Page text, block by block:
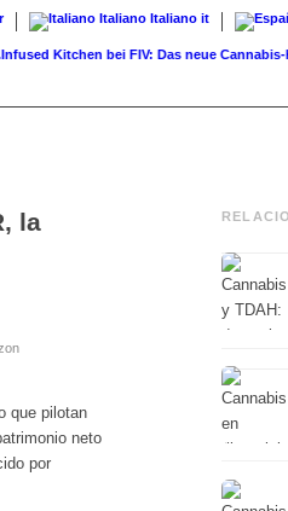
Italiano Italiano it
Kitchen bei FIV: Das neue Cannabis-
la
que pilotan
neto
por